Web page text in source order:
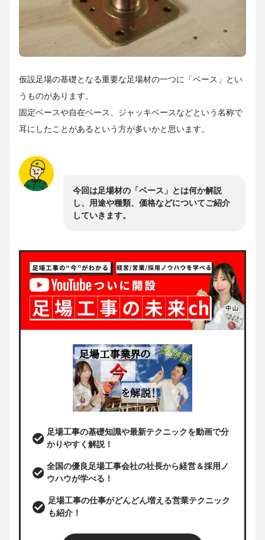
仮設足場の基礎となる重要な足場材の一つに「ベース」とい
うものがあります。
固定ベースや自在ベース、ジャッキベースなどという名称で
耳にしたことがあるという方が多いかと思います。
今回は足場材の「ベース」とは何か解説
し、用途や種類、価格などについてご紹介
していきます。
足場工事の基礎知識や最新テクニックを動画で分
かりやすく解説！
全国の優良足場工事会社の社長から経営＆採用ノ
ウハウが学べる！
足場工事の仕事がどんどん増える営業テクニック
も紹介！